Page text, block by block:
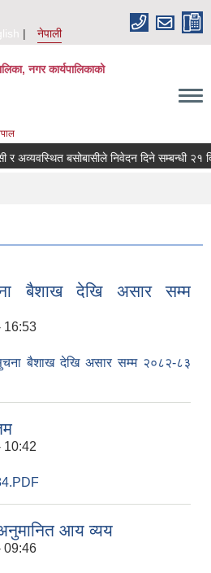
नेपाली
नगर कार्यपालिकाको
बसोबासीले निवेदन दिने सम्बन्धी २१ दिने
बैशाख देखि असार सम्म
16:53
बैशाख देखि असार सम्म २०८२-८३
10:42
आय व्यय
09:46